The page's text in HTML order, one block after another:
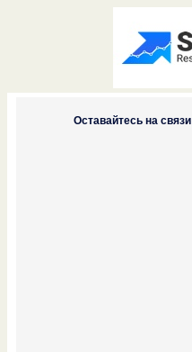
Оставайтесь на связи